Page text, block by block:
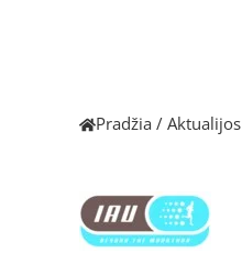
Pradžia / Aktualijos